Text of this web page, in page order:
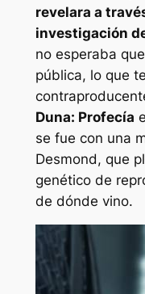
revelara a
investigación
no esperaba
pública, lo que
Duna: Profecía
se fue con una
Desmond, que
genético de
de dónde vino.